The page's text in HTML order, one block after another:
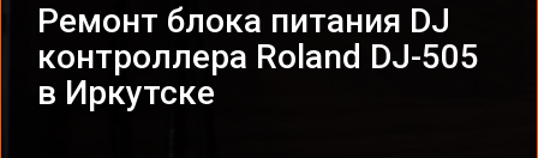
Ремонт блока питания DJ
контроллера Roland DJ-505
в Иркутске